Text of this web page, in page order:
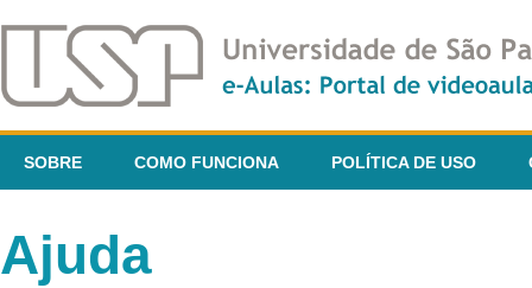
SOBRE COMO FUNCIONA POLÍTICA DE USO
Ajuda